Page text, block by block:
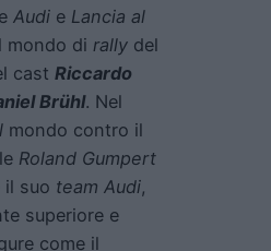
Audi e Lancia al
mondo di rally del
cast Riccardo
Brühl. Nel
mondo contro il
Roland Gumpert
il suo team Audi,
superiore e
come il